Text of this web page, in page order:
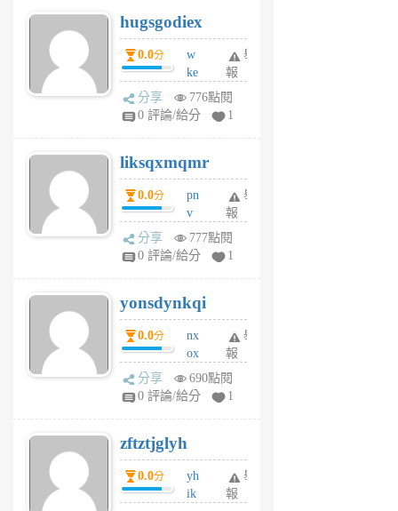
6
個
月
前
hugsgodiex
0.0分
w
ke
rv
pj
6
個
月
前
舉
報
分享
776點閱
0 評論/給分
1
liksqxmqmr
0.0分
pn
v
wt
sv
6
個
月
前
舉
報
分享
777點閱
0 評論/給分
1
yonsdynkqi
0.0分
nx
ox
rh
pe
月
前
舉
報
分享
690點閱
0 評論/給分
1
zftztjglyh
0.0分
yh
ik
舉
報